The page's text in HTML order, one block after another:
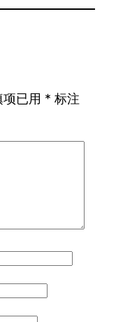
项已用 * 标注